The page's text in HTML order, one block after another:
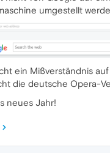
umgestellt
ein Mißverständnis
die deutsche Opera-
neues Jahr!